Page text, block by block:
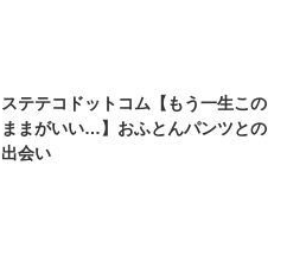
ステテコドットコム【もう一生この
ままがいい…】おふとんパンツとの
出会い